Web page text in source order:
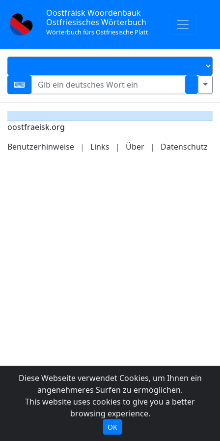
Oostfräisk Woordenbauk
Ostfriesisches Wörterbuch
Wörterbuch fürs Ostfriesische Platt
oostfraeisk.org
Benutzerhinweise
| Links | Über | Datenschutz
Diese Webseite verwendet Cookies, um Ihnen ein
angenehmeres Surfen zu ermöglichen.
This website uses cookies to give you a better
browsing experience.
OK